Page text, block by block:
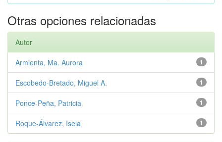
Otras opciones relacionadas
Autor
1
Armienta, Ma. Aurora
1
Escobedo-Bretado, Miguel A.
1
Ponce-Peña, Patricia
1
Roque-Álvarez, Isela